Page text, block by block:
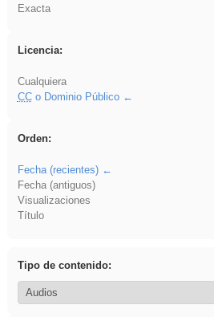
Exacta
Licencia:
Cualquiera
CCo Dominio Público
Orden:
Fecha (recientes)
Fecha (antiguos)
Visualizaciones
Título
Tipo de contenido: